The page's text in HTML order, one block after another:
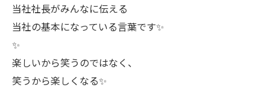
当社社長がみんなに伝える
当社の基本になっている言葉です✨
✨
楽しいから笑うのではなく、
笑うから楽しくなる✨